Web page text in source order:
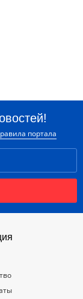
портала